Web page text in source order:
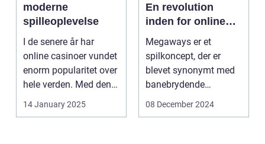
moderne
spilleoplevelse
I de senere år har
online casinoer vundet
enorm popularitet over
hele verden. Med den
teknolog...
14 January 2025
En revolution
inden for online
spilleautomater
Megaways er et
spilkoncept, der er
blevet synonymt med
banebrydende
innovation inden for
08 December 2024